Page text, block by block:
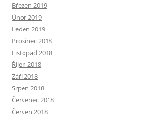
Březen 2019
Únor 2019
Leden 2019
Prosinec 2018
Listopad 2018
Říjen 2018
Září 2018
Srpen 2018
Červenec 2018
Červen 2018